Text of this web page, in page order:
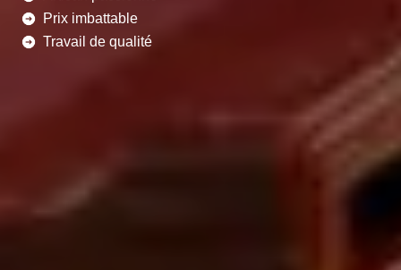
Prix imbattable
Travail de qualité